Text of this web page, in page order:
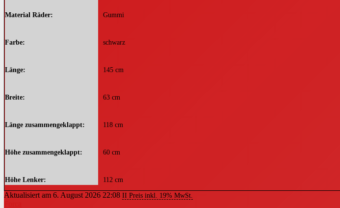
Material Räder Gummi
Farbe schwarz
Länge 145 cm
Breite 63 cm
Länge zusammengeklappt 118 cm
Höhe zusammengeklappt 60 cm
Höhe Lenker 112 cm
Aktualisiert am 6. August 2026 22:08 II Preis inkl. 19% MwSt.